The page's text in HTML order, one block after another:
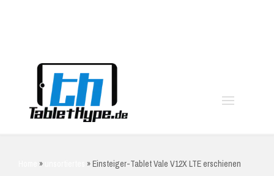
» »Einsteiger-Tablet Vale V12X LTE erschienen